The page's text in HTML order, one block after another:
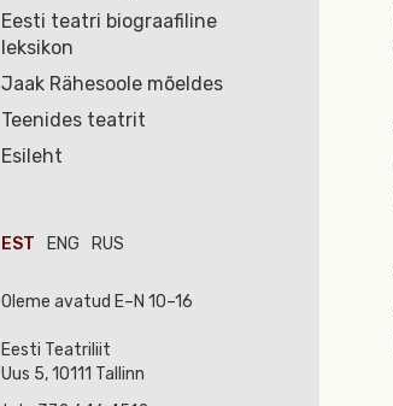
Eesti teatri biograafiline
leksikon
Jaak Rähesoole mõeldes
Teenides teatrit
Esileht
EST ENG RUS
Oleme avatud E–N 10–16
Eesti Teatriliit
Uus 5, 10111 Tallinn